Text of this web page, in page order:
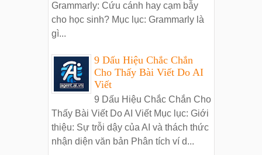
Grammarly: Cứu cánh hay cạm bẫy
cho học sinh? Mục lục: Grammarly là
gì...
9 Dấu Hiệu Chắc Chắn
Cho Thấy Bài Viết Do AI
Viết
9 Dấu Hiệu Chắc Chắn Cho
Thấy Bài Viết Do AI Viết Mục lục: Giới
thiệu: Sự trỗi dậy của AI và thách thức
nhận diện văn bản Phân tích ví d...